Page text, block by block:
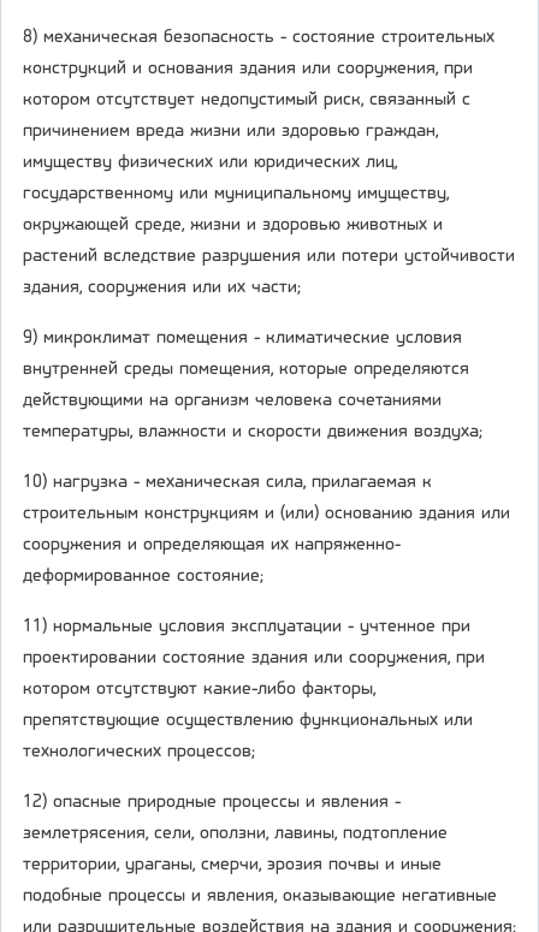
8) механическая безопасность - состояние строительных
конструкций и основания здания или сооружения, при
котором отсутствует недопустимый риск, связанный с
причинением вреда жизни или здоровью граждан,
имуществу физических или юридических лиц,
государственному или муниципальному имуществу,
окружающей среде, жизни и здоровью животных и
растений вследствие разрушения или потери устойчивости
здания, сооружения или их части;
9) микроклимат помещения - климатические условия
внутренней среды помещения, которые определяются
действующими на организм человека сочетаниями
температуры, влажности и скорости движения воздуха;
10) нагрузка - механическая сила, прилагаемая к
строительным конструкциям и (или) основанию здания или
сооружения и определяющая их напряженно-
деформированное состояние;
11) нормальные условия эксплуатации - учтенное при
проектировании состояние здания или сооружения, при
котором отсутствуют какие-либо факторы,
препятствующие осуществлению функциональных или
технологических процессов;
12) опасные природные процессы и явления -
землетрясения, сели, оползни, лавины, подтопление
территории, ураганы, смерчи, эрозия почвы и иные
подобные процессы и явления, оказывающие негативные
или разрушительные воздействия на здания и сооружения;